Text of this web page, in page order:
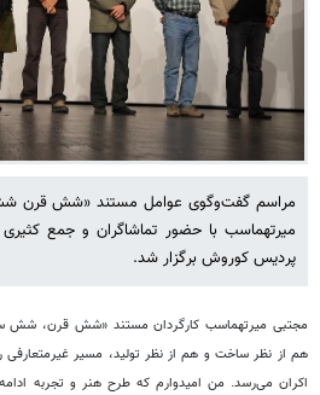
مراسم گفت‌وگوی عوامل مستند «شش قرن
میرتهماسب با حضور تماشاگران و جمع کثیری
پردیس کوروش برگزار شد.
مجتبی میرتهماسب کارگردان مستند «شش قرن، شش
هم از نظر ساخت و هم از نظر تولید، مسیر غیرمتعارفی
اکران می‌رسد. من امیدوارم که طرح هنر و تجربه